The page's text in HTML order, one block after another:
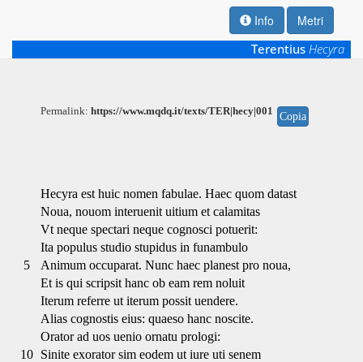
Info
Metri
Terentius Hecyra
Permalink: https://www.mqdq.it/texts/TER|hecy|001 Copia
Hecyra est huic nomen fabulae. Haec quom datast
Noua, nouom interuenit uitium et calamitas
Vt neque spectari neque cognosci potuerit:
Ita populus studio stupidus in funambulo
5
Animum occuparat. Nunc haec planest pro noua,
Et is qui scripsit hanc ob eam rem noluit
Iterum referre ut iterum possit uendere.
Alias cognostis eius: quaeso hanc noscite.
Orator ad uos uenio ornatu prologi:
10
Sinite exorator sim eodem ut iure uti senem